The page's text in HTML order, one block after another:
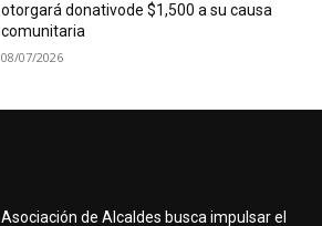
otorgará donativode $1,500 a su causa
comunitaria
08/07/2026
Asociación de Alcaldes busca impulsar el